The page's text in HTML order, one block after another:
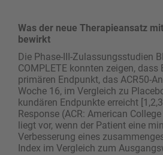
Was der neue Therapieansatz
bewirkt
Die Phase-III-Zulassungsstudien
COMPLETE konnten zeigen,
primären Endpunkt, das ACR50-
Woche 16, im Vergleich zu
kundären Endpunkte erreicht
Response (ACR: American
liegt vor, wenn der Patient eine
Verbesserung eines
Index im Vergleich zum